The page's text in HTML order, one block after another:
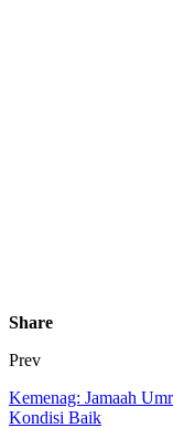
Share
Prev
Kemenag: Jamaah
Kondisi Baik